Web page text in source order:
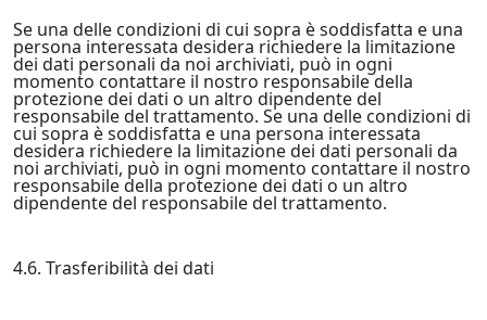
Se una delle condizioni di cui sopra è soddisfatta e una
persona interessata desidera richiedere la limitazione
dei dati personali da noi archiviati, può in ogni
momento contattare il nostro responsabile della
protezione dei dati o un altro dipendente del
responsabile del trattamento. Se una delle condizioni di
cui sopra è soddisfatta e una persona interessata
desidera richiedere la limitazione dei dati personali da
noi archiviati, può in ogni momento contattare il nostro
responsabile della protezione dei dati o un altro
dipendente del responsabile del trattamento.
4.6. Trasferibilità dei dati